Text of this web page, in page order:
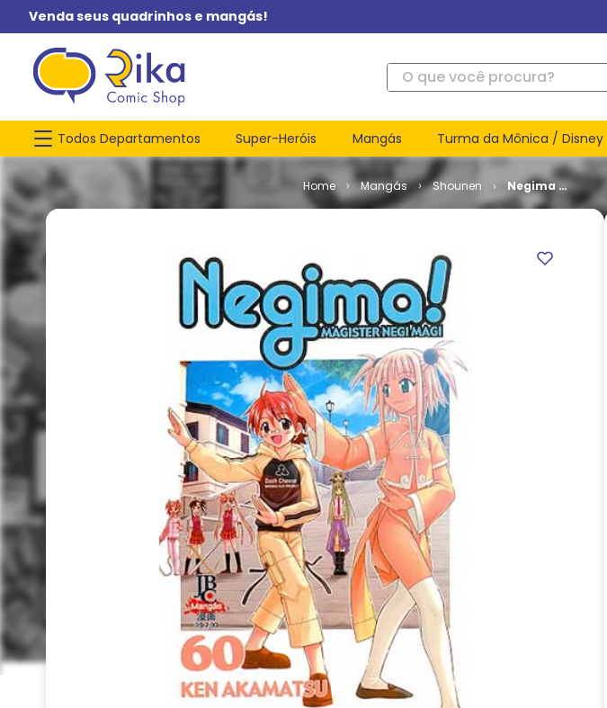
Venda seus quadrinhos e mangás!
O que você procura?
Todos Departamentos Super-Heróis Mangás Turma da Mônica / Disney
Mangás Shounen
Negima #
60